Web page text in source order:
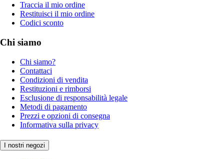
Traccia il mio ordine
Restituisci il mio ordine
Codici sconto
Chi siamo
Chi siamo?
Contattaci
Condizioni di vendita
Restituzioni e rimborsi
Esclusione di responsabilità legale
Metodi di pagamento
Prezzi e opzioni di consegna
Informativa sulla privacy
I nostri negozi